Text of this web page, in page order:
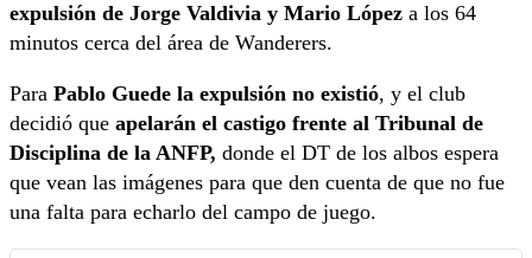
expulsión de Jorge Valdivia y Mario López a los 64
minutos cerca del área de Wanderers.
Para Pablo Guede la expulsión no existió, y el club
decidió que apelarán el castigo frente al Tribunal de
Disciplina de la ANFP, donde el DT de los albos espera
que vean las imágenes para que den cuenta de que no fue
una falta para echarlo del campo de juego.